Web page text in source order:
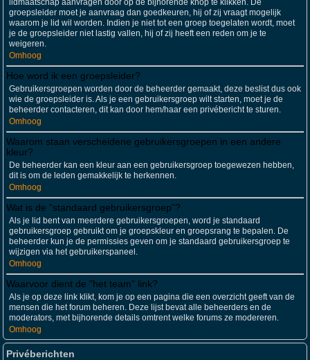
lidmaatschap aanvragen door op de bijhorende knop te klikken. De
groepsleider moet je aanvraag dan goedkeuren, hij of zij vraagt mogelijk
waarom je lid wil worden. Indien je niet tot een groep toegelaten wordt, moet
je de groepsleider niet lastig vallen, hij of zij heeft een reden om je te
weigeren.
Omhoog
Hoe word ik een groepsleider?
Gebruikersgroepen worden door de beheerder gemaakt, deze beslist dus ook
wie de groepsleider is. Als je een gebruikersgroep wilt starten, moet je de
beheerder contacteren, dit kan door hem/haar een privébericht te sturen.
Omhoog
Waarom staan verscheidene gebruikersgroepen in een andere
kleur?
De beheerder kan een kleur aan een gebruikersgroep toegewezen hebben,
dit is om de leden gemakkelijk te herkennen.
Omhoog
Wat is de "standaard gebruikersgroep"?
Als je lid bent van meerdere gebruikersgroepen, word je standaard
gebruikersgroep gebruikt om je groepskleur en groepsrang te bepalen. De
beheerder kun je de permissies geven om je standaard gebruikersgroep te
wijzigen via het gebruikerspaneel.
Omhoog
Waarvoor dient de "het team" link?
Als je op deze link klikt, kom je op een pagina die een overzicht geeft van de
mensen die het forum beheren. Deze lijst bevat alle beheerders en de
moderators, met bijhorende details omtrent welke forums ze modereren.
Omhoog
Privéberichten